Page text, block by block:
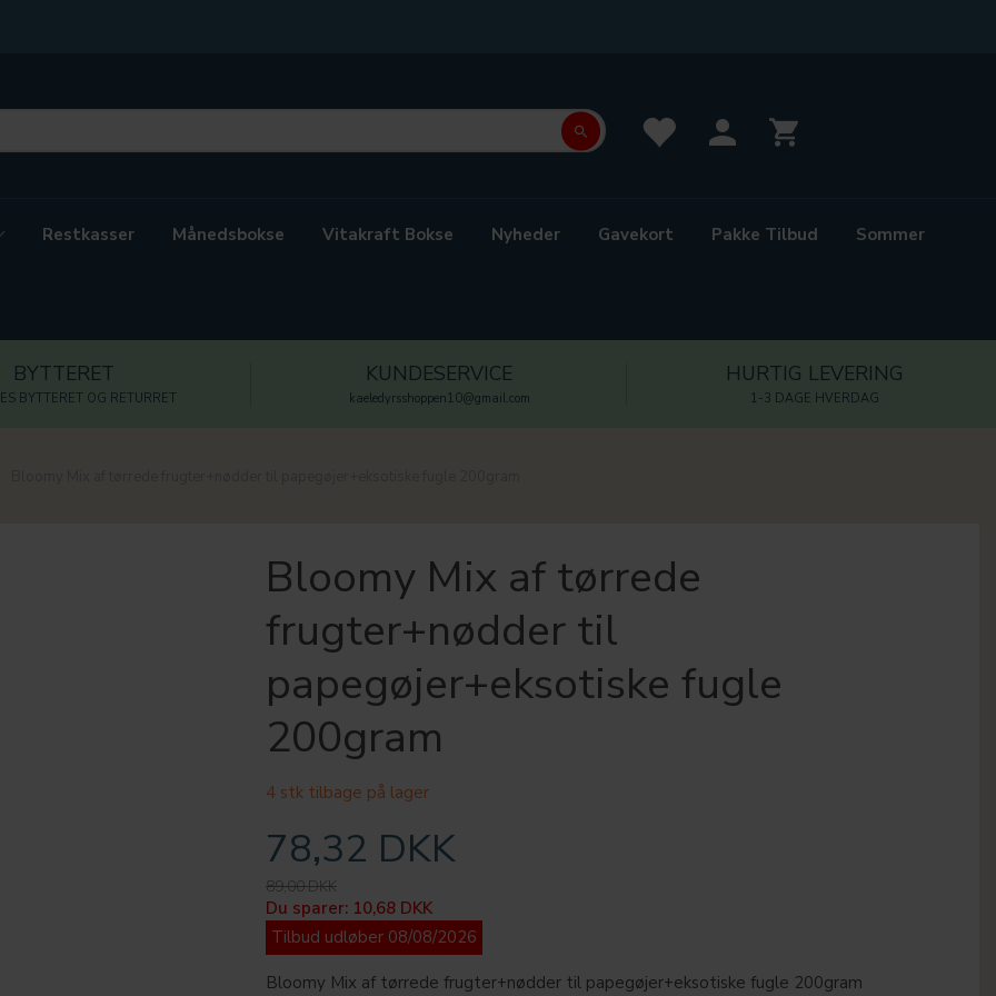
Restkasser Månedsbokse Vitakraft Bokse Nyheder Gavekort Pakke Tilbud Sommer
BYTTERET
BYTTERET OG RETURRET
KUNDESERVICE
kaeledyrsshoppen10@gmail.com
HURTIG LEVERING
1-3 DAGE HVERDAG
Bloomy Mix af tørrede
frugter+nødder til
papegøjer+eksotiske fugle
200gram
4 stk tilbage på lager
78,32 DKK
89,00 DKK
Du sparer: 10,68 DKK
Tilbud udløber 08/08/2026
Bloomy Mix af tørrede frugter+nødder til papegøjer+eksotiske fugle 200gram